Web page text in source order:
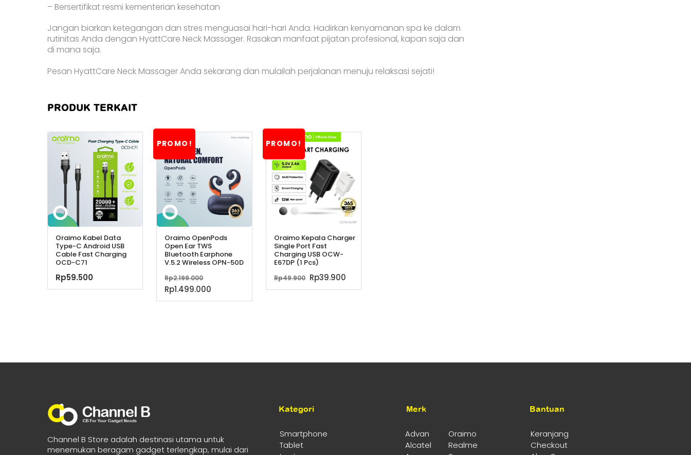
– Bersertifikat resmi kementerian kesehatan
Jangan biarkan ketegangan dan stres menguasai hari-hari Anda. Hadirkan kenyamanan spa ke dalam
rutinitas Anda dengan HyattCare Neck Massager. Rasakan manfaat pijatan profesional, kapan saja dan
di mana saja.
Pesan HyattCare Neck Massager Anda sekarang dan mulailah perjalanan menuju relaksasi sejati!
PRODUK TERKAIT
Oraimo Kabel Data
Type-C Android USB
Cable Fast Charging
OCD-C71
Rp59.500
PROMO!
Oraimo OpenPods
Open Ear TWS
Bluetooth Earphone
V.5.2 Wireless OPN-50D
Rp2.199.000
aslinya
adalah:
Rp1.499.000
saat
PROMO!
Oraimo Kepala Charger
Single Port Fast
Charging USB OCW-
E67DP (1 Pcs)
Rp49.900 Harga
aslinya
Rp39.900Harga
saat
Channel B Store adalah destinasi utama untuk
menemukan beragam gadget terlengkap, mulai dari
Kategori
Smartphone
Tablet
Merk
Advan
Oraimo
Alcatel
Realme
Bantuan
Keranjang
Checkout